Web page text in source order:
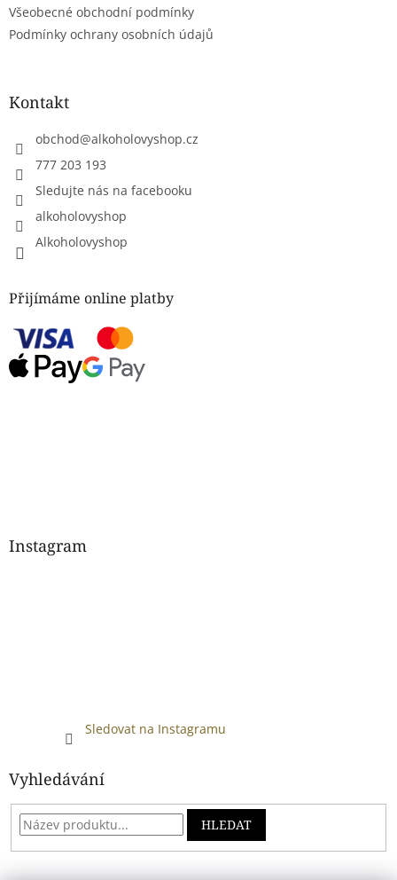
Všeobecné obchodní podmínky
Podmínky ochrany osobních údajů
Kontakt
obchod@alkoholovyshop.cz
777 203 193
Sledujte nás na facebooku
alkoholovyshop
Alkoholovyshop
Přijímáme online platby
Instagram
Sledovat na Instagramu
Vyhledávání
HLEDAT